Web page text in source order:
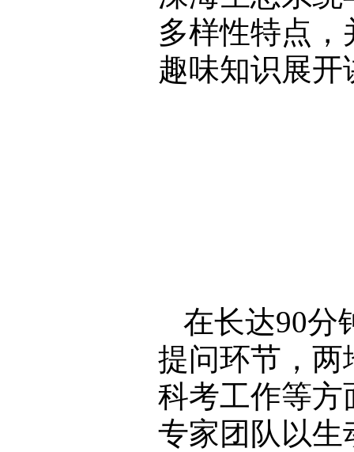
多样性特点，
趣味知识展开
在长达90分
提问环节，两
科考工作等方
专家团队以生